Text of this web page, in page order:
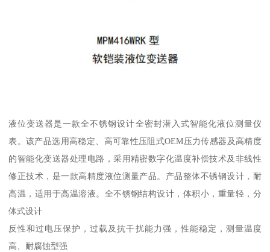
液位变送器是一款全不锈钢设计全密封潜入式智能化液位测量仪
表。该产品选用高稳定、高可靠性压阻式OEM压力传感器及高精度
的智能化变送器处理电路，采用精密数字化温度补偿技术及非线性
修正技术，是一款高精度液位测量产品。产品整体不锈钢设计，耐
高温，适用于高温溶液。全不锈钢结构设计，体积小，重量轻，分
体式设计
反性和过电压保护，过载及抗干扰能力强，性能稳定，测量温度
高、耐腐蚀型强